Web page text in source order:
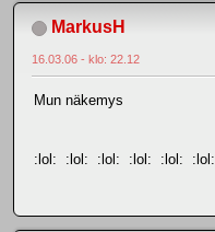
MarkusH
16.03.06 - klo: 22.12
Mun näkemys
:lol: :lol: :lol: :lol: :lol: :lol: